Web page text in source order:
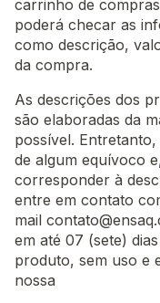
carrinho de
poderá checar as
como descrição,
da compra.
As descrições dos
são elaboradas da
possível.
de algum equívoco
corresponder à
entre em contato
mail
em até 07 (sete)
produto, sem uso e
nossa